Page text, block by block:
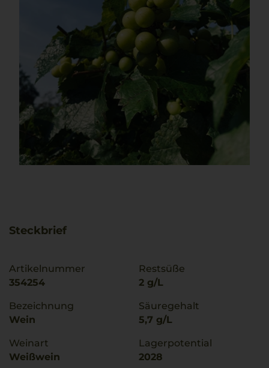
Steckbrief
Artikelnummer
354254
Bezeichnung
Wein
Weinart
Weißwein
Restsüße
2 g/L
Säuregehalt
5,7 g/L
Lagerpotential
2028